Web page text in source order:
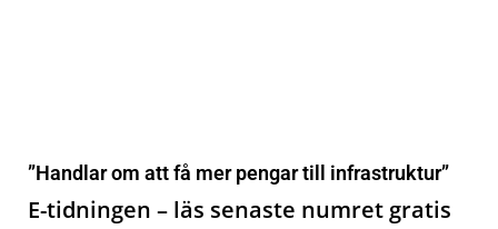
”Handlar om att få mer pengar till infrastruktur”
E-tidningen – läs senaste numret gratis